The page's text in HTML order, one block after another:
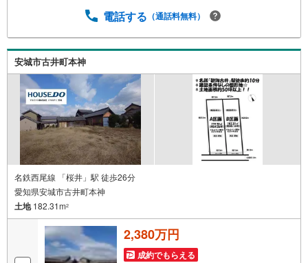
る？」等住宅ローンの相談や、資金計画、不動産購入に関
分＆キッズコーナー完備 お気軽にお電話・ご来店お待ちし
ております！-------------------
電話する （通話料無料）
安城市古井町本神
名鉄西尾線 「桜井」駅 徒歩26分
愛知県安城市古井町本神
土地182.31m2
2,380万円
成約でもらえる